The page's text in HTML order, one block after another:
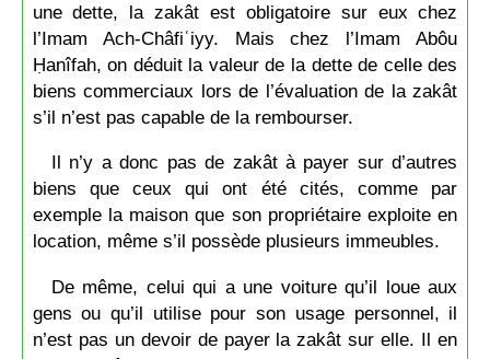
une dette, la zakât est obligatoire sur eux chez
l’Imam Ach-Châfiʿiyy. Mais chez l’Imam Abôu
Ḥanîfah, on déduit la valeur de la dette de celle des
biens commerciaux lors de l’évaluation de la zakât
s’il n’est pas capable de la rembourser.
Il n’y a donc pas de zakât à payer sur d’autres
biens que ceux qui ont été cités, comme par
exemple la maison que son propriétaire exploite en
location, même s’il possède plusieurs immeubles.
De même, celui qui a une voiture qu’il loue aux
gens ou qu’il utilise pour son usage personnel, il
n’est pas un devoir de payer la zakât sur elle. Il en